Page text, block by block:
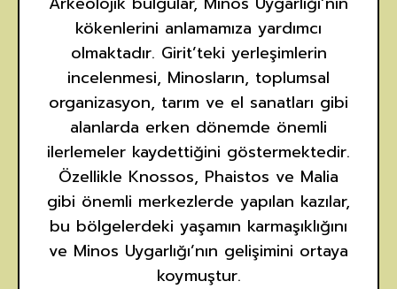
kökenlerini anlamamıza yardımcı
olmaktadır. Girit’teki yerleşimlerin
incelenmesi, Minosların, toplumsal
organizasyon, tarım ve el sanatları gibi
alanlarda erken dönemde önemli
ilerlemeler kaydettiğini göstermektedir.
Özellikle Knossos, Phaistos ve Malia
gibi önemli merkezlerde yapılan kazılar,
bu bölgelerdeki yaşamın karmaşıklığını
ve Minos Uygarlığı’nın gelişimini ortaya
koymuştur.